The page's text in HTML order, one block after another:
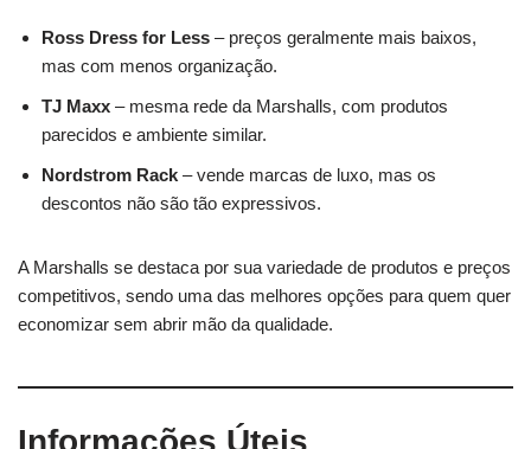
Ross Dress for Less – preços geralmente mais baixos,
mas com menos organização.
TJ Maxx – mesma rede da Marshalls, com produtos
parecidos e ambiente similar.
Nordstrom Rack – vende marcas de luxo, mas os
descontos não são tão expressivos.
A Marshalls se destaca por sua variedade de produtos e preços
competitivos, sendo uma das melhores opções para quem quer
economizar sem abrir mão da qualidade.
Informações Úteis